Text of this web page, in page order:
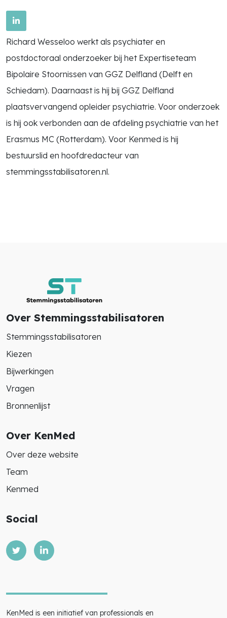
Richard Wesseloo werkt als psychiater en
postdoctoraal onderzoeker bij het Expertiseteam
Bipolaire Stoornissen van GGZ Delfland (Delft en
Schiedam). Daarnaast is hij bij GGZ Delfland
plaatsvervangend opleider psychiatrie. Voor onderzoek
is hij ook verbonden aan de afdeling psychiatrie van het
Erasmus MC (Rotterdam). Voor Kenmed is hij
bestuurslid en hoofdredacteur van
stemmingsstabilisatoren.nl.
Over Stemmingsstabilisatoren
Stemmingsstabilisatoren
Kiezen
Bijwerkingen
Vragen
Bronnenlijst
Over KenMed
Over deze website
Team
Kenmed
Social
KenMed is een initiatief van professionals en